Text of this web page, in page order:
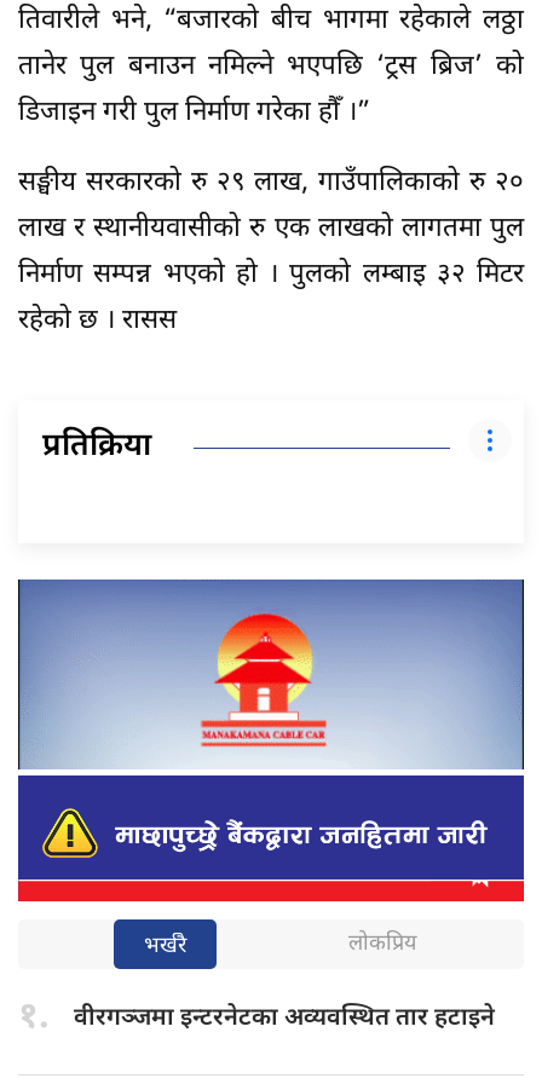
तिवारीले भने, “बजारको बीच भागमा रहेकाले लठ्ठा
तानेर पुल बनाउन नमिल्ने भएपछि ‘ट्रस ब्रिज’ को
डिजाइन गरी पुल निर्माण गरेका हौँ ।”
सङ्घीय सरकारको रु २९ लाख, गाउँपालिकाको रु २०
लाख र स्थानीयवासीको रु एक लाखको लागतमा पुल
निर्माण सम्पन्न भएको हो । पुलको लम्बाइ ३२ मिटर
रहेको छ । रासस
प्रतिक्रिया
भर्खरै लोकप्रिय
१. वीरगञ्जमा इन्टरनेटकाअव्यवस्थित तार हटाइने